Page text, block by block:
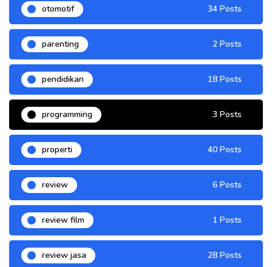
otomotif 34 Posts
parenting 2 Posts
pendidikan 18 Posts
programming 3 Posts
properti 40 Posts
review 6 Posts
review film 1 Posts
review jasa 28 Posts